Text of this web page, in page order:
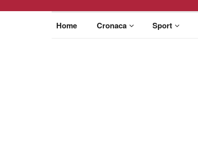
Home Cronaca Sport